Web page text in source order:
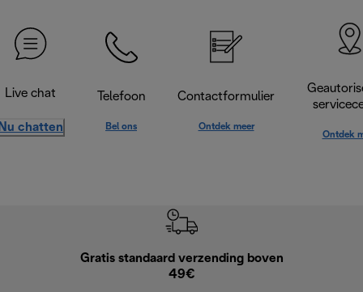
Live chat
chatten
Telefoon
Bel ons
Contactformulier
Ontdek meer
Ontdek
Gratis standaard verzending boven
49€